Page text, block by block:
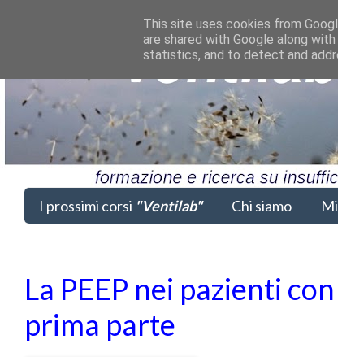
I prossimi corsi "Ventilab" Chi siamo
La PEEP nei pazienti
prima parte
This site uses cookies from
are shared with Google along
statistics, and to detect and